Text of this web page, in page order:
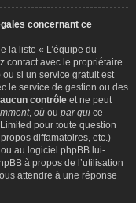
concernant ce
la liste « L’équipe du
contact avec le propriétaire
ou si un service gratuit est
le service de gestion ou des
contrôle et ne peut
, où ou par qui ce
pour toute question
diffamatoires, etc.)
au logiciel phpBB lui-
à propos de l’utilisation
attendre à une réponse